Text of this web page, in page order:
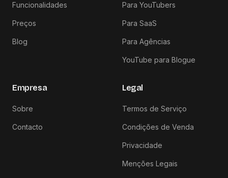
Funcionalidades
Preços
Blog
Para YouTubers
Para SaaS
Para Agências
YouTube para Blogue
Empresa
Sobre
Contacto
Legal
Termos de Serviço
Condições de Venda
Privacidade
Menções Legais